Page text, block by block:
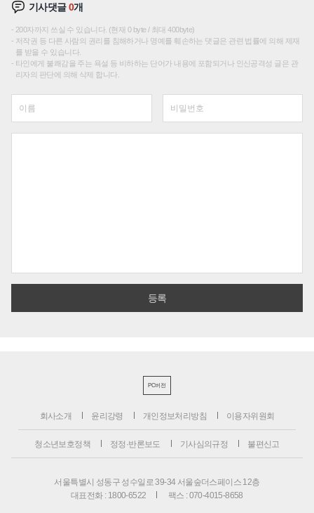
기사댓글0개
200자까지 쓰실 수 있습니다. (현재 0 byte / 최대 400byte)
저작권 등 다른 사람의 권리를 침해하거나 명예를 훼손하는 댓글은 관련 법률에 의해 제재
를 받을 수 있습니다.
타인에게 불쾌감을 주는 욕설 등 비하하는 단어가 내용에 포함되거나 인신공격성 글은 관
리자의 판단에 의해 삭제 합니다.
PC버전
회사소개 윤리강령 개인정보처리방침 이용자위원회
청소년보호정책 정정·반론보도 기사심의규정 불편신고
서울특별시 성동구 성수일로 39-34 서울숲더스페이스 12층
대표전화 : 1800-6522
팩스 : 070-4015-8658